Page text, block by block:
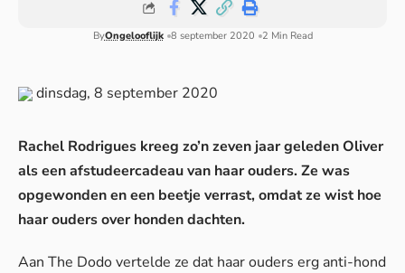
ByOngelooflijk 8 september 2020 2 Min Read
dinsdag, 8 september 2020
Rachel Rodrigues kreeg zo’n zeven jaar geleden Oliver
als een afstudeercadeau van haar ouders. Ze was
opgewonden en een beetje verrast, omdat ze wist hoe
haar ouders over honden dachten.
Aan The Dodovertelde ze dat haar ouders erg anti-hond